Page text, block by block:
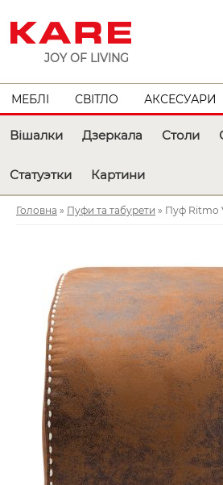
JOY OF LIVING
МЕБЛІ СВІТЛО АКСЕСУАРИ
Вішалки Дзеркала Столи
Статуэтки Картини
Головна » Пуфи та табурети » Пуф Ritmo